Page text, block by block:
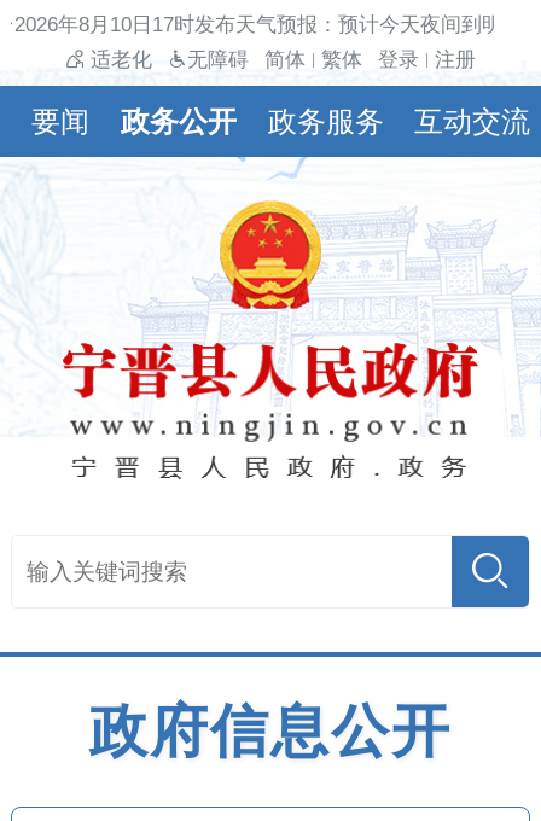
2026年8月10日17时发布天气预报：预计今天夜间到明
适老化
无障碍 简体 繁体 登录 注册
要闻 政务公开 政务服务 互动交流
政府信息公开